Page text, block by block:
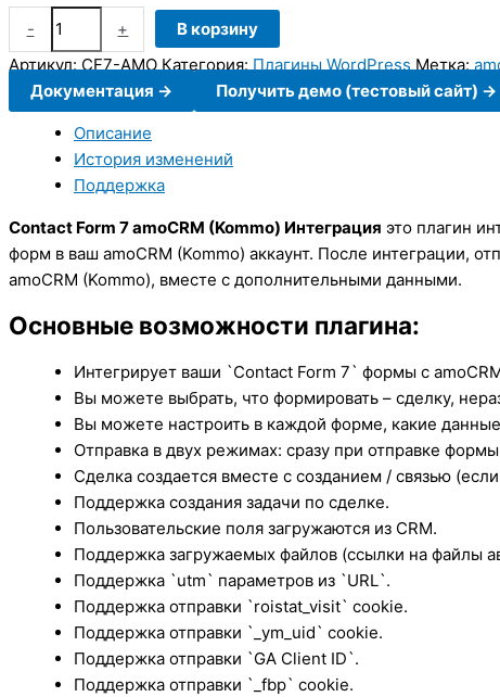
-
Количество
товара
Contact
Form
amoCRM
Integration
|
Contact
7
amoCRM
Интеграция
+
В корзину
Артикул:CF7-AMO Категория:Плагины WordPress Метка:
Документация ->
Получить демо (тестовый сайт) ->
Описание
История изменений
Поддержка
Contact Form 7 amoCRM (Kommo) Интеграция это плагин
форм в ваш amoCRM (Kommo) аккаунт. После интеграции,
amoCRM (Kommo), вместе с дополнительными данными.
Основные возможности плагина:
Интегрирует ваши `Contact Form 7` формы с
Вы можете выбрать, что формировать – сделку,
Вы можете настроить в каждой форме, какие
Отправка в двух режимах: сразу при отправке
Сделка создается вместе с созданием / связью
Поддержка создания задачи по сделке.
Пользовательские поля загружаются из CRM.
Поддержка загружаемых файлов (ссылки на файлы
Поддержка `utm` параметров из `URL`.
Поддержка отправки `roistat_visit` cookie.
Поддержка отправки `_ym_uid` cookie.
Поддержка отправки `GA Client ID`.
Поддержка отправки `_fbp` cookie.